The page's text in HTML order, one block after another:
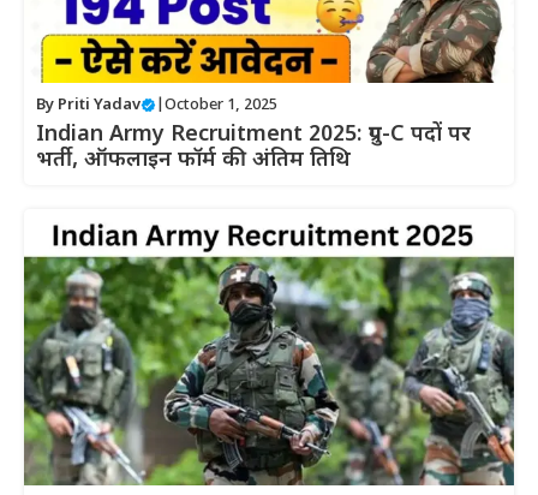
By Priti Yadav October 1, 2025
Indian Army Recruitment 2025: ग्रुप-C पदों पर
भर्ती, ऑफलाइन फॉर्म की अंतिम तिथि